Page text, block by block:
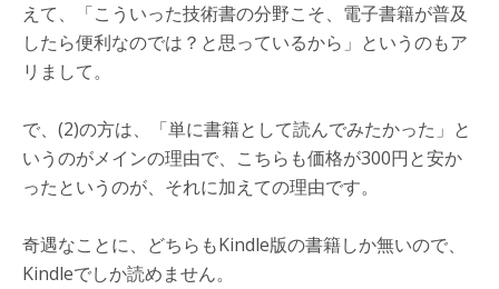
えて、「こういった技術書の分野こそ、電子書籍が普及
したら便利なのでは？と思っているから」というのもア
リまして。
で、(2)の方は、「単に書籍として読んでみたかった」と
いうのがメインの理由で、こちらも価格が300円と安か
ったというのが、それに加えての理由です。
奇遇なことに、どちらもKindle版の書籍しか無いので、
Kindleでしか読めません。